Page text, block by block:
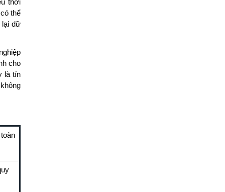
thời
thể
lại dữ
cho
là tín